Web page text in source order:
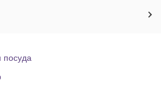
посуда